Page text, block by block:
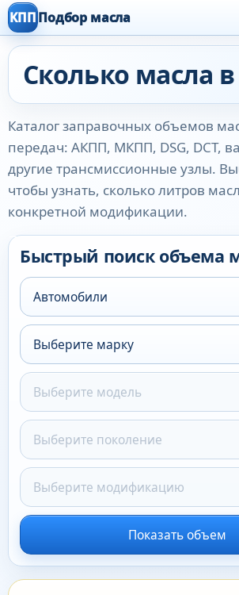
КПППодбор масла
Сколько масла
Каталог заправочных объемов
передач: АКПП, МКПП, DSG, DCT,
другие трансмиссионные узлы.
чтобы узнать, сколько литров
конкретной модификации.
Быстрый поиск объема
Показать объем